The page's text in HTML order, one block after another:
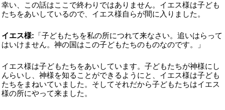
幸い、この話はここで終わりではありません。イエス様は子ども
たちをあいしているので、イエス様自らが間に入りました。
イエス様: 「子どもたちを私の所につれて来なさい。追いはらって
はいけません。神の国はこの子どもたちのものなのです。」
イエス様は子どもたちをあいしています。子どもたちが神様にし
んらいし、神様を知ることができるようにと、イエス様は子ども
たちをまねいていました。そしてそれだから子どもたちはイエス
様の所にやって来ました。